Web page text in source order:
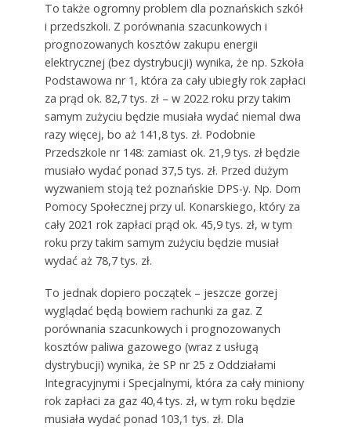
To także ogromny problem dla poznańskich szkół
i przedszkoli. Z porównania szacunkowych i
prognozowanych kosztów zakupu energii
elektrycznej (bez dystrybucji) wynika, że np. Szkoła
Podstawowa nr 1, która za cały ubiegły rok zapłaci
za prąd ok. 82,7 tys. zł – w 2022 roku przy takim
samym zużyciu będzie musiała wydać niemal dwa
razy więcej, bo aż 141,8 tys. zł. Podobnie
Przedszkole nr 148: zamiast ok. 21,9 tys. zł będzie
musiało wydać ponad 37,5 tys. zł. Przed dużym
wyzwaniem stoją też poznańskie DPS-y. Np. Dom
Pomocy Społecznej przy ul. Konarskiego, który za
cały 2021 rok zapłaci prąd ok. 45,9 tys. zł, w tym
roku przy takim samym zużyciu będzie musiał
wydać aż 78,7 tys. zł.
To jednak dopiero początek – jeszcze gorzej
wyglądać będą bowiem rachunki za gaz. Z
porównania szacunkowych i prognozowanych
kosztów paliwa gazowego (wraz z usługą
dystrybucji) wynika, że SP nr 25 z Oddziałami
Integracyjnymi i Specjalnymi, która za cały miniony
rok zapłaci za gaz 40,4 tys. zł, w tym roku będzie
musiała wydać ponad 103,1 tys. zł. Dla